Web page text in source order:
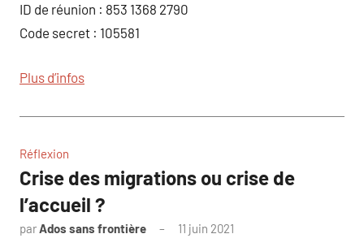
ID de réunion : 853 1368 2790
Code secret : 105581
Plus d’infos
Réflexion
Crise des migrations ou crise de
l’accueil ?
parAdos sans frontière 11 juin 2021